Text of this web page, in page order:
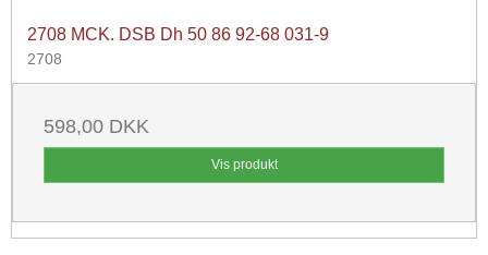
2708 MCK. DSB Dh 50 86 92-68 031-9
2708
598,00 DKK
Vis produkt